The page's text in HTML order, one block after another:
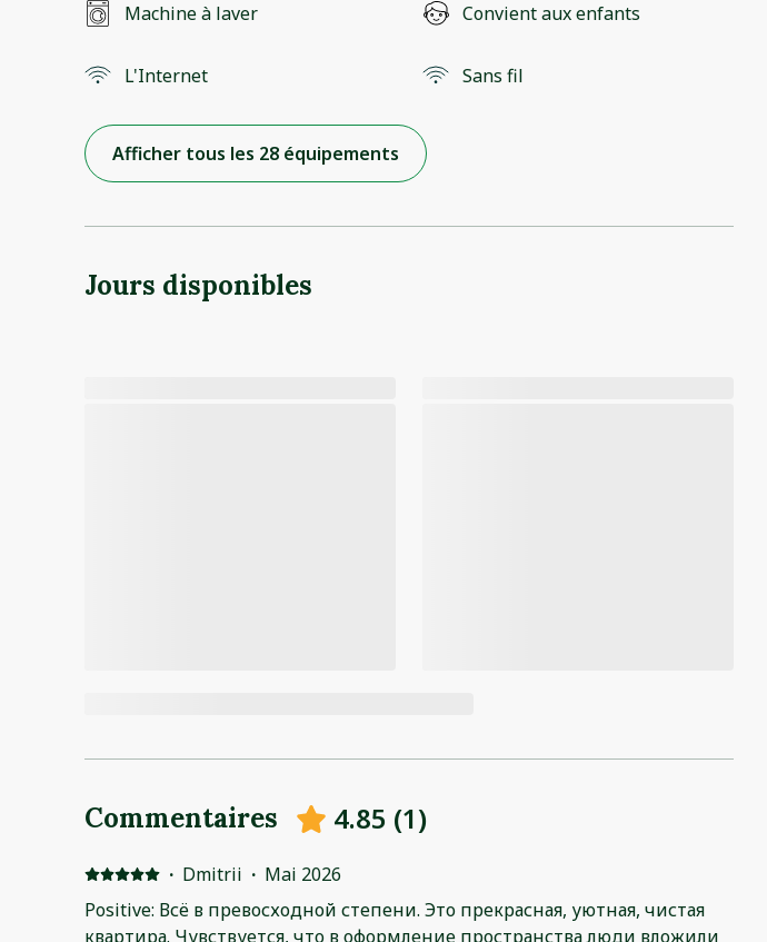
Machine à laver Convient aux enfants
L'Internet Sans fil
Afficher tous les 28 équipements
Jours disponibles
Commentaires 4.85 (1)
· Dmitrii · Mai 2026
Positive: Всё в превосходной степени. Это прекрасная, уютная, чистая
квартира. Чувствуется, что в оформление пространства люди вложили